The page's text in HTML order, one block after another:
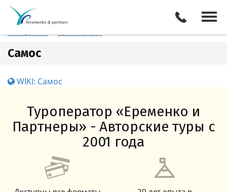
Греция
Самос
WIKI: Самос
Туроператор «Еременко и
Партнеры» - Авторские туры с
2001 года